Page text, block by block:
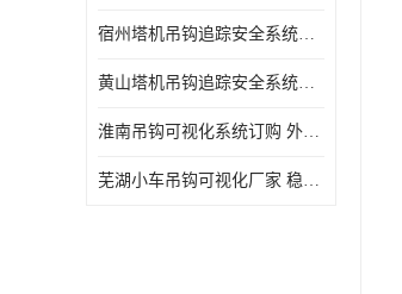
宿州塔机吊钩追踪安全系统厂家 提高工作效率 结构清晰稳定
黄山塔机吊钩追踪安全系统价格 可远程查看 减少盲吊引发的事故
淮南吊钩可视化系统订购 外观简洁大方 体积小 占用空间小
芜湖小车吊钩可视化厂家 稳定性高 可视吊装 降低盲吊风险